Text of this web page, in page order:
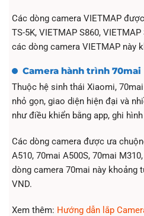
Các dòng camera VIETMAP
TS-5K, VIETMAP S860,
các dòng camera VIETMAP này
Camera hành trình 70mai
Thuộc hệ sinh thái Xiaomi,
nhỏ gọn, giao diện hiện đại và
như điều khiển bằng app, ghi
Các dòng camera được ưa
A510, 70mai A500S, 70mai
dòng camera 70mai này khoảng
VND.
Xem thêm: Hướng dẫn lắp